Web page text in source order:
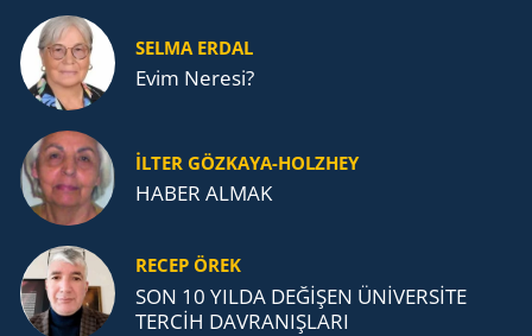
SELMA ERDAL
Evim Neresi?
İLTER GÖZKAYA-HOLZHEY
HABER ALMAK
RECEP ÖREK
SON 10 YILDA DEĞİŞEN ÜNİVERSİTE
TERCİH DAVRANIŞLARI